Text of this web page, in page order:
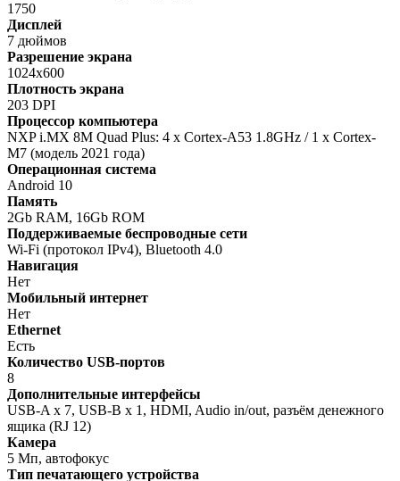
1750
Дисплей
7 дюймов
Разрешение экрана
1024х600
Плотность экрана
203 DPI
Процессор компьютера
NXP i.MX 8M Quad Plus: 4 х Cortex-A53 1.8GHz / 1 х Cortex-
M7 (модель 2021 года)
Операционная система
Android 10
Память
2Gb RAM, 16Gb ROM
Поддерживаемые беспроводные сети
Wi-Fi (протокол IPv4), Bluetooth 4.0
Навигация
Нет
Мобильный интернет
Нет
Ethernet
Есть
Количество USB-портов
8
Дополнительные интерфейсы
USB-A x 7, USB-B x 1, HDMI, Audio in/out, разъём денежного
ящика (RJ 12)
Камера
5 Мп, автофокус
Тип печатающего устройства